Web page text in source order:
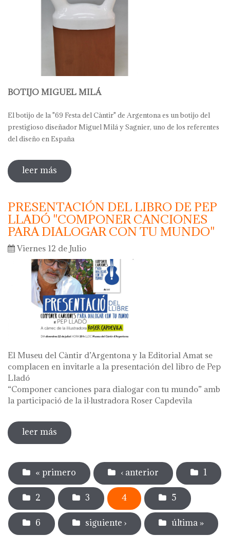
BOTIJO MIGUEL MILÁ
El botijo de la "69 Festa del Càntir" de Argentona es un botijo del
prestigioso diseñador Miguel Milá y Sagnier, uno de los referentes
del diseño en España
leer más sobre botijo miguel milá - argentona
2019
PRESENTACIÓN DEL LIBRO DE PEP
LLADÓ "COMPONER CANCIONES
PARA DIALOGAR CON TU MUNDO"
Viernes 12 de Julio
El Museu del Càntir d’Argentona y la Editorial Amat se
complacen en invitarle a la presentación del libro de Pep
Lladó
“Componer canciones para dialogar con tu mundo” amb
la participació de la il·lustradora Roser Capdevila
leer más sobre presentación del libro de pep lladó
"componer canciones para dialogar con
Páginas
« primero ‹ anterior 1
2 3 4 5
6 siguiente › última »